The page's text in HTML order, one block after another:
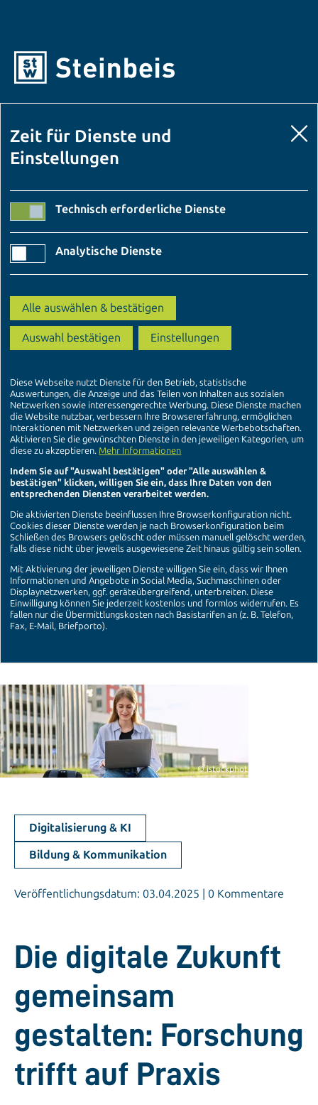
© istockphoto.com/Valeriy_G
Digitalisierung & KI
Bildung & Kommunikation
Veröffentlichungsdatum: 03.04.2025 | 0 Kommentare
Die digitale Zukunft
gemeinsam
gestalten: Forschung
trifft auf Praxis